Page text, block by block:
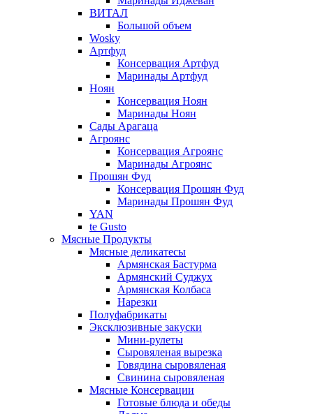
ВИТАЛ
Большой объем
Wosky
Артфуд
Консервация Артфуд
Маринады Артфуд
Ноян
Консервация Ноян
Маринады Ноян
Сады Арагаца
Агроянс
Консервация Агроянс
Маринады Агроянс
Прошян Фуд
Консервация Прошян Фуд
Маринады Прошян Фуд
YAN
te Gusto
Мясные Продукты
Мясные деликатесы
Армянская Бастурма
Армянский Суджух
Армянская Колбаса
Нарезки
Полуфабрикаты
Эксклюзивные закуски
Мини-рулеты
Сыровяленая вырезка
Говядина сыровяленая
Свинина сыровяленая
Мясные Консервации
Готовые блюда и обеды